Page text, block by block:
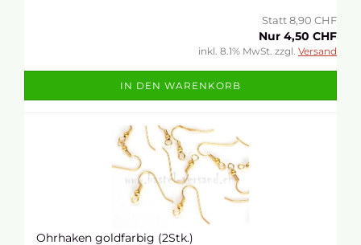
Statt 8,90 CHF
Nur 4,50 CHF
inkl. 8.1% MwSt. zzgl. Versand
IN DEN WARENKORB
Ohrhaken goldfarbig (2Stk.)